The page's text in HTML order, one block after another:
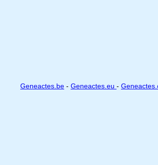
Geneactes.be - Geneactes.eu -